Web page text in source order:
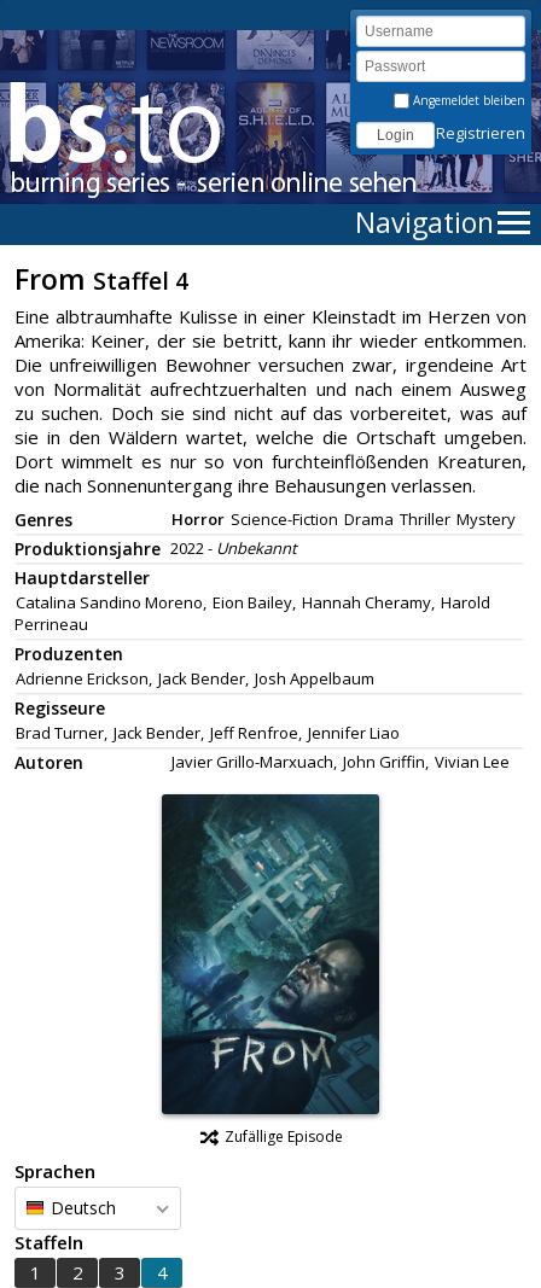
Angemeldet bleiben
Registrieren
Navigation
From Staffel 4
Eine albtraumhafte Kulisse in einer Kleinstadt im Herzen von
Amerika: Keiner, der sie betritt, kann ihr wieder entkommen.
Die unfreiwilligen Bewohner versuchen zwar, irgendeine Art
von Normalität aufrechtzuerhalten und nach einem Ausweg
zu suchen. Doch sie sind nicht auf das vorbereitet, was auf
sie in den Wäldern wartet, welche die Ortschaft umgeben.
Dort wimmelt es nur so von furchteinflößenden Kreaturen,
die nach Sonnenuntergang ihre Behausungen verlassen.
Genres Horror Science-Fiction Drama Thriller Mystery
Produktionsjahre 2022 - Unbekannt
Hauptdarsteller
Catalina Sandino Moreno, Eion Bailey, Hannah Cheramy, Harold
Perrineau
Produzenten
Adrienne Erickson, Jack Bender, Josh Appelbaum
Regisseure
Brad Turner, Jack Bender, Jeff Renfroe, Jennifer Liao
Autoren Javier Grillo-Marxuach, John Griffin, Vivian Lee
Zufällige Episode
Sprachen
Deutsch
Staffeln
1
2 3 4